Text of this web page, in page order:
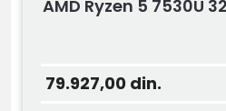
AMD Ryzen 5 7530U
79.927,00 din.